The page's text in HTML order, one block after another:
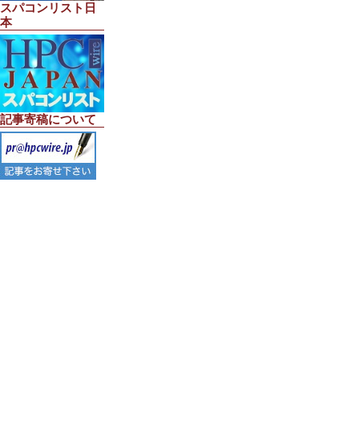
スパコンリスト日
本
記事寄稿について